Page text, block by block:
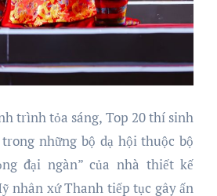
trình tỏa sáng, Top 20 thí sinh
những bộ dạ hội thuộc bộ
đại ngàn” của nhà thiết kế
nhân xứ Thanh tiếp tục gây ấn